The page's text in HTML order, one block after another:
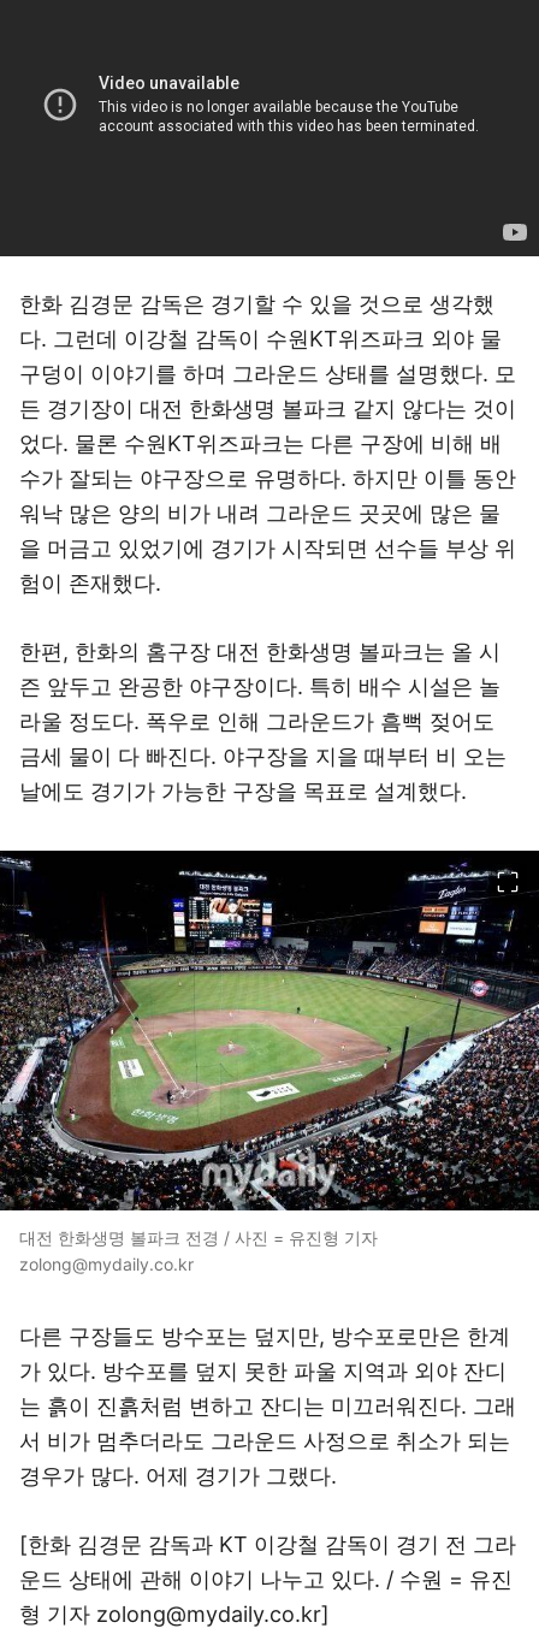
한화 김경문 감독은 경기할 수 있을 것으로 생각했
다. 그런데 이강철 감독이 수원KT위즈파크 외야 물
구덩이 이야기를 하며 그라운드 상태를 설명했다. 모
든 경기장이 대전 한화생명 볼파크 같지 않다는 것이
었다. 물론 수원KT위즈파크는 다른 구장에 비해 배
수가 잘되는 야구장으로 유명하다. 하지만 이틀 동안
워낙 많은 양의 비가 내려 그라운드 곳곳에 많은 물
을 머금고 있었기에 경기가 시작되면 선수들 부상 위
험이 존재했다.
한편, 한화의 홈구장 대전 한화생명 볼파크는 올 시
즌 앞두고 완공한 야구장이다. 특히 배수 시설은 놀
라울 정도다. 폭우로 인해 그라운드가 흠뻑 젖어도
금세 물이 다 빠진다. 야구장을 지을 때부터 비 오는
날에도 경기가 가능한 구장을 목표로 설계했다.
대전 한화생명 볼파크 전경 / 사진 = 유진형 기자
zolong@mydaily.co.kr
다른 구장들도 방수포는 덮지만, 방수포로만은 한계
가 있다. 방수포를 덮지 못한 파울 지역과 외야 잔디
는 흙이 진흙처럼 변하고 잔디는 미끄러워진다. 그래
서 비가 멈추더라도 그라운드 사정으로 취소가 되는
경우가 많다. 어제 경기가 그랬다.
[한화 김경문 감독과 KT 이강철 감독이 경기 전 그라
운드 상태에 관해 이야기 나누고 있다. / 수원 = 유진
형 기자 zolong@mydaily.co.kr]